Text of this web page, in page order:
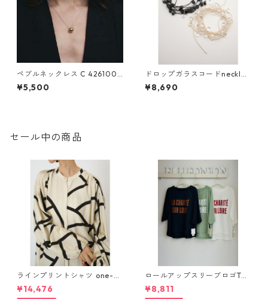
ペブルネックレス C 4261000
4 Nothing And Others
¥5,500
ドロップガラスコードnecklac
e 0062- 437 SH chignon 26
ss04 ¥8,690 税込
¥8,690
セール中の商品
ラインプリントシャツ one-pi
ece CHIGNON 5961- 019 kk
2602b
¥14,476
ロールアップスリーブロゴTシ
ャツ 612 - 85780 cloche
¥8,811